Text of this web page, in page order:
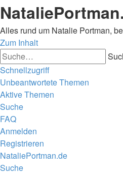
Alles rund um Natalie Portman,
Zum Inhalt
Schnellzugriff
Unbeantwortete Themen
Aktive Themen
Suche
FAQ
Anmelden
Registrieren
NataliePortman.de
Suche